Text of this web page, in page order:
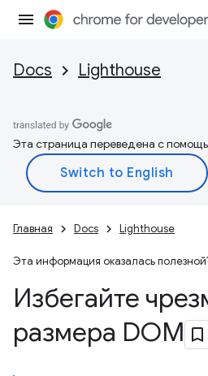
Docs Lighthouse
Эта страница переведена с
Главная Docs Lighthouse
Эта информация оказалась
Избегайте
размера DOM